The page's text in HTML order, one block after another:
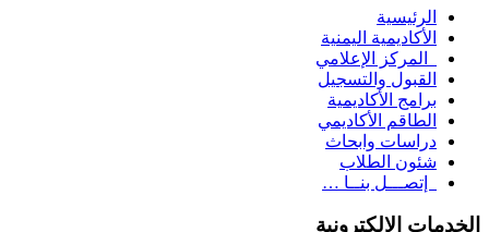
الرئيسية
الأكاديمية اليمنية
المركز الإعلامي
القبول والتسجيل
برامج الأكاديمية
الطاقم الأكاديمي
دراسات وابحاث
شئون الطلاب
إتصـــل بنــا …
الخدمات الإلكترونية